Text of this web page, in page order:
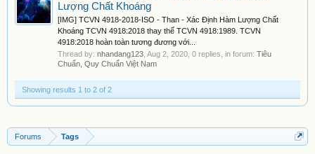
Lượng Chất Khoáng
[IMG] TCVN 4918-2018-ISO - Than - Xác Định Hàm Lượng Chất
Khoáng TCVN 4918:2018 thay thế TCVN 4918:1989. TCVN
4918:2018 hoàn toàn tương đương với...
Thread by: nhandang123 Aug 2, 2020 , 0 replies, in forum: Tiêu
Chuẩn, Quy Chuẩn Việt Nam
Showing results 1 to 2 of 2
Forums Tags